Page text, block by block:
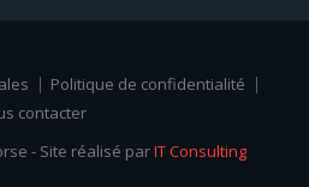
Politique de confidentialité
contacter
- Site réalisé parIT Consulting